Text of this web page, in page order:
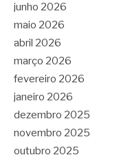
junho 2026
maio 2026
abril 2026
março 2026
fevereiro 2026
janeiro 2026
dezembro 2025
novembro 2025
outubro 2025